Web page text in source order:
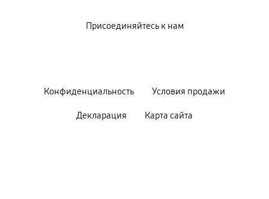
Конфиденциальность Условия продажи
Декларация Карта сайта
Присоединяйтесь к нам